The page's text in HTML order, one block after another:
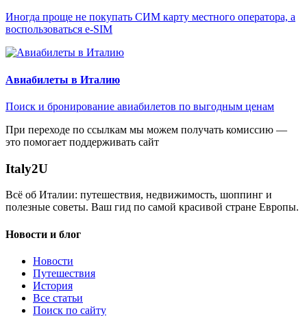
Иногда проще не покупать СИМ карту местного оператора, а
воспользоваться e-SIM
Авиабилеты в Италию
Поиск и бронирование авиабилетов по выгодным ценам
При переходе по ссылкам мы можем получать комиссию —
это помогает поддерживать сайт
Italy2U
Всё об Италии: путешествия, недвижимость, шоппинг и
полезные советы. Ваш гид по самой красивой стране Европы.
Новости и блог
Новости
Путешествия
История
Все статьи
Поиск по сайту